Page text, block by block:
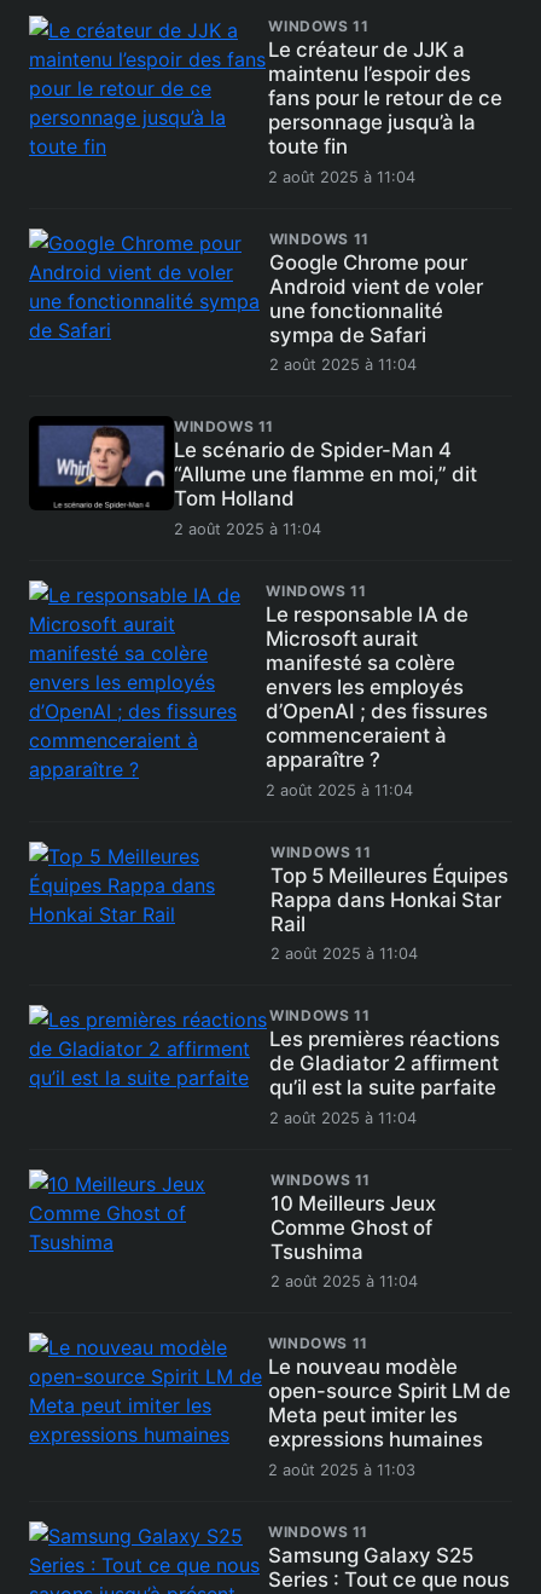
WINDOWS 11
Le créateur de JJK a
maintenu l’espoir des
fans pour le retour de ce
personnage jusqu’à la
toute fin
2 août 2025 à 11:04
WINDOWS 11
Google Chrome pour
Android vient de voler
une fonctionnalité
sympa de Safari
2 août 2025 à 11:04
WINDOWS 11
Le scénario de Spider-Man 4
“Allume une flamme en moi,” dit
Tom Holland
2 août 2025 à 11:04
WINDOWS 11
Le responsable IA de
Microsoft aurait
manifesté sa colère
envers les employés
d’OpenAI ; des fissures
commenceraient à
apparaître ?
2 août 2025 à 11:04
WINDOWS 11
Top 5 Meilleures Équipes
Rappa dans Honkai Star
Rail
2 août 2025 à 11:04
WINDOWS 11
Les premières réactions
de Gladiator 2 affirment
qu’il est la suite parfaite
2 août 2025 à 11:04
WINDOWS 11
10 Meilleurs Jeux
Comme Ghost of
Tsushima
2 août 2025 à 11:04
WINDOWS 11
Le nouveau modèle
open-source Spirit LM de
Meta peut imiter les
expressions humaines
2 août 2025 à 11:03
WINDOWS 11
Samsung Galaxy S25
Series : Tout ce que nous